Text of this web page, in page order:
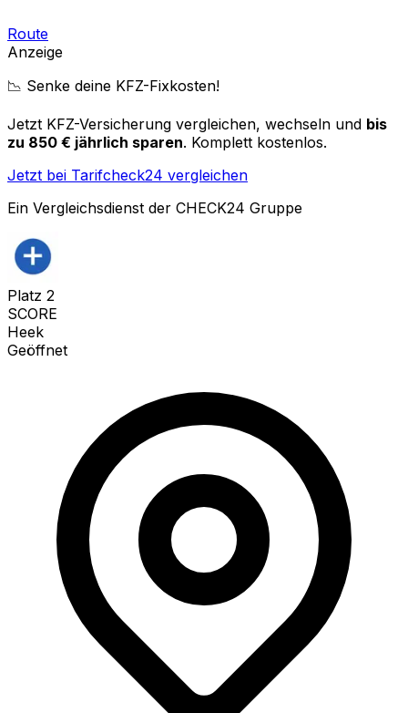
Route
Anzeige
📉 Senke deine KFZ-Fixkosten!
Jetzt KFZ-Versicherung vergleichen, wechseln und bis
zu 850 € jährlich sparen. Komplett kostenlos.
Jetzt bei Tarifcheck24 vergleichen
Ein Vergleichsdienst der CHECK24 Gruppe
Platz 2
SCORE
Heek
Geöffnet